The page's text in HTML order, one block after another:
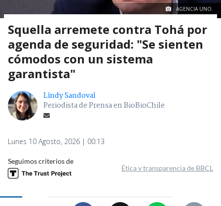
AGENCIA UNO.
Squella arremete contra Tohá por
agenda de seguridad: "Se sienten
cómodos con un sistema
garantista"
Lindy Sandoval
Periodista de Prensa en BioBioChile
Lunes 10 Agosto, 2026 | 00:13
Seguimos criterios de
Ética y transparencia de BBCL